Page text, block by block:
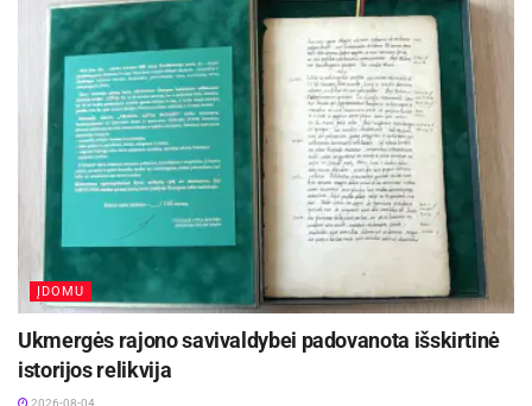
Skapiškėnų Gražinos ir Igno Vilimų sodybos
daržinaitėje verda darbai, bet pačios didžiausios
šiaudų skulptūros jau padarytos.
ĮDOMU
Ukmergės rajono savivaldybei padovanota išskirtinė
istorijos relikvija
2026-08-04